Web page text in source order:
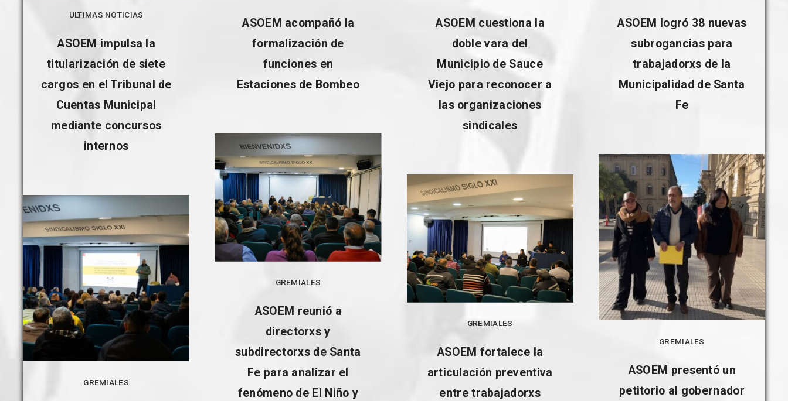
ASOEM cuestiona la
doble vara del
Municipio de Sauce
Viejo para reconocer a
las organizaciones
sindicales
ULTIMAS NOTICIAS
ASOEM impulsa la
titularización de siete
cargos en el Tribunal de
Cuentas Municipal
mediante concursos
internos
ASOEM acompañó la
formalización de
funciones en
Estaciones de Bombeo
ASOEM logró 38 nuevas
subrogancias para
trabajadorxs de la
Municipalidad de Santa
Fe
GREMIALES
ASOEM reunió a
directorxs y
subdirectorxs de Santa
Fe para analizar el
fenómeno de El Niño y
GREMIALES
ASOEM presentó un
petitorio al gobernador
GREMIALES
ASOEM fortalece la
articulación preventiva
entre trabajadorxs
GREMIALES